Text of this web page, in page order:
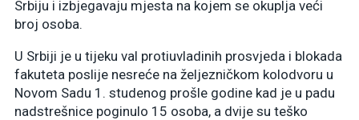
Srbiju i izbjegavaju mjesta na kojem se okuplja veći
broj osoba.
U Srbiji je u tijeku val protiuvladinih prosvjeda i blokada
fakuteta poslije nesreće na željezničkom kolodvoru u
Novom Sadu 1. studenog prošle godine kad je u padu
nadstrešnice poginulo 15 osoba, a dvije su teško